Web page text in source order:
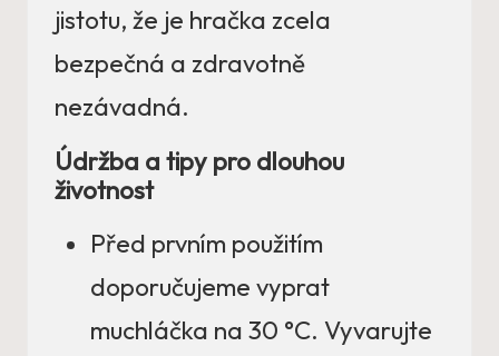
jistotu, že je hračka zcela
bezpečná a zdravotně
nezávadná.
Údržba a tipy pro dlouhou
životnost
Před prvním použitím
doporučujeme vyprat
muchláčka na 30 °C. Vyvarujte